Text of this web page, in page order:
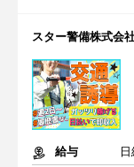
スター警備株式会
給与